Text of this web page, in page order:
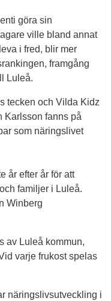
göra sin
ville bland annat
i fred, blir mer
framgång
Luleå.
tecken och Vilda Kidz
Karlsson fanns på
som näringslivet
år efter år för att
familjer i Luleå.
Winberg
av Luleå kommun,
varje frukost spelas
näringslivsutveckling i